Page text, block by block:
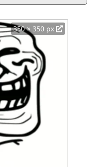
350 × 350 px